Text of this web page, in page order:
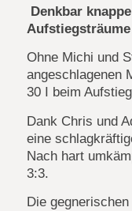
Denkbar
Aufstiegsträume
Ohne Michi und
angeschlagenen
30 I beim
Dank Chris und
eine
Nach hart
3:3.
Die